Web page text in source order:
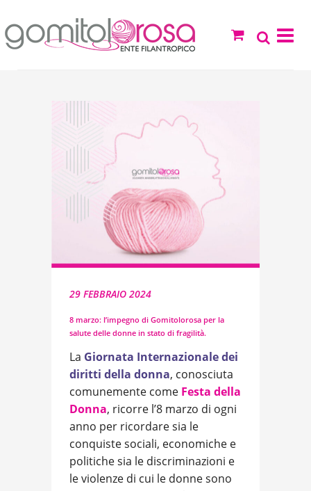
29 FEBBRAIO 2024
8 marzo: l’impegno di Gomitolorosa per la
salute delle donne in stato di fragilità.
La Giornata Internazionale dei
diritti della donna, conosciuta
comunemente come Festa della
Donna, ricorre l’8 marzo di ogni
anno per ricordare sia le
conquiste sociali, economiche e
politiche sia le discriminazioni e
le violenze di cui le donne sono